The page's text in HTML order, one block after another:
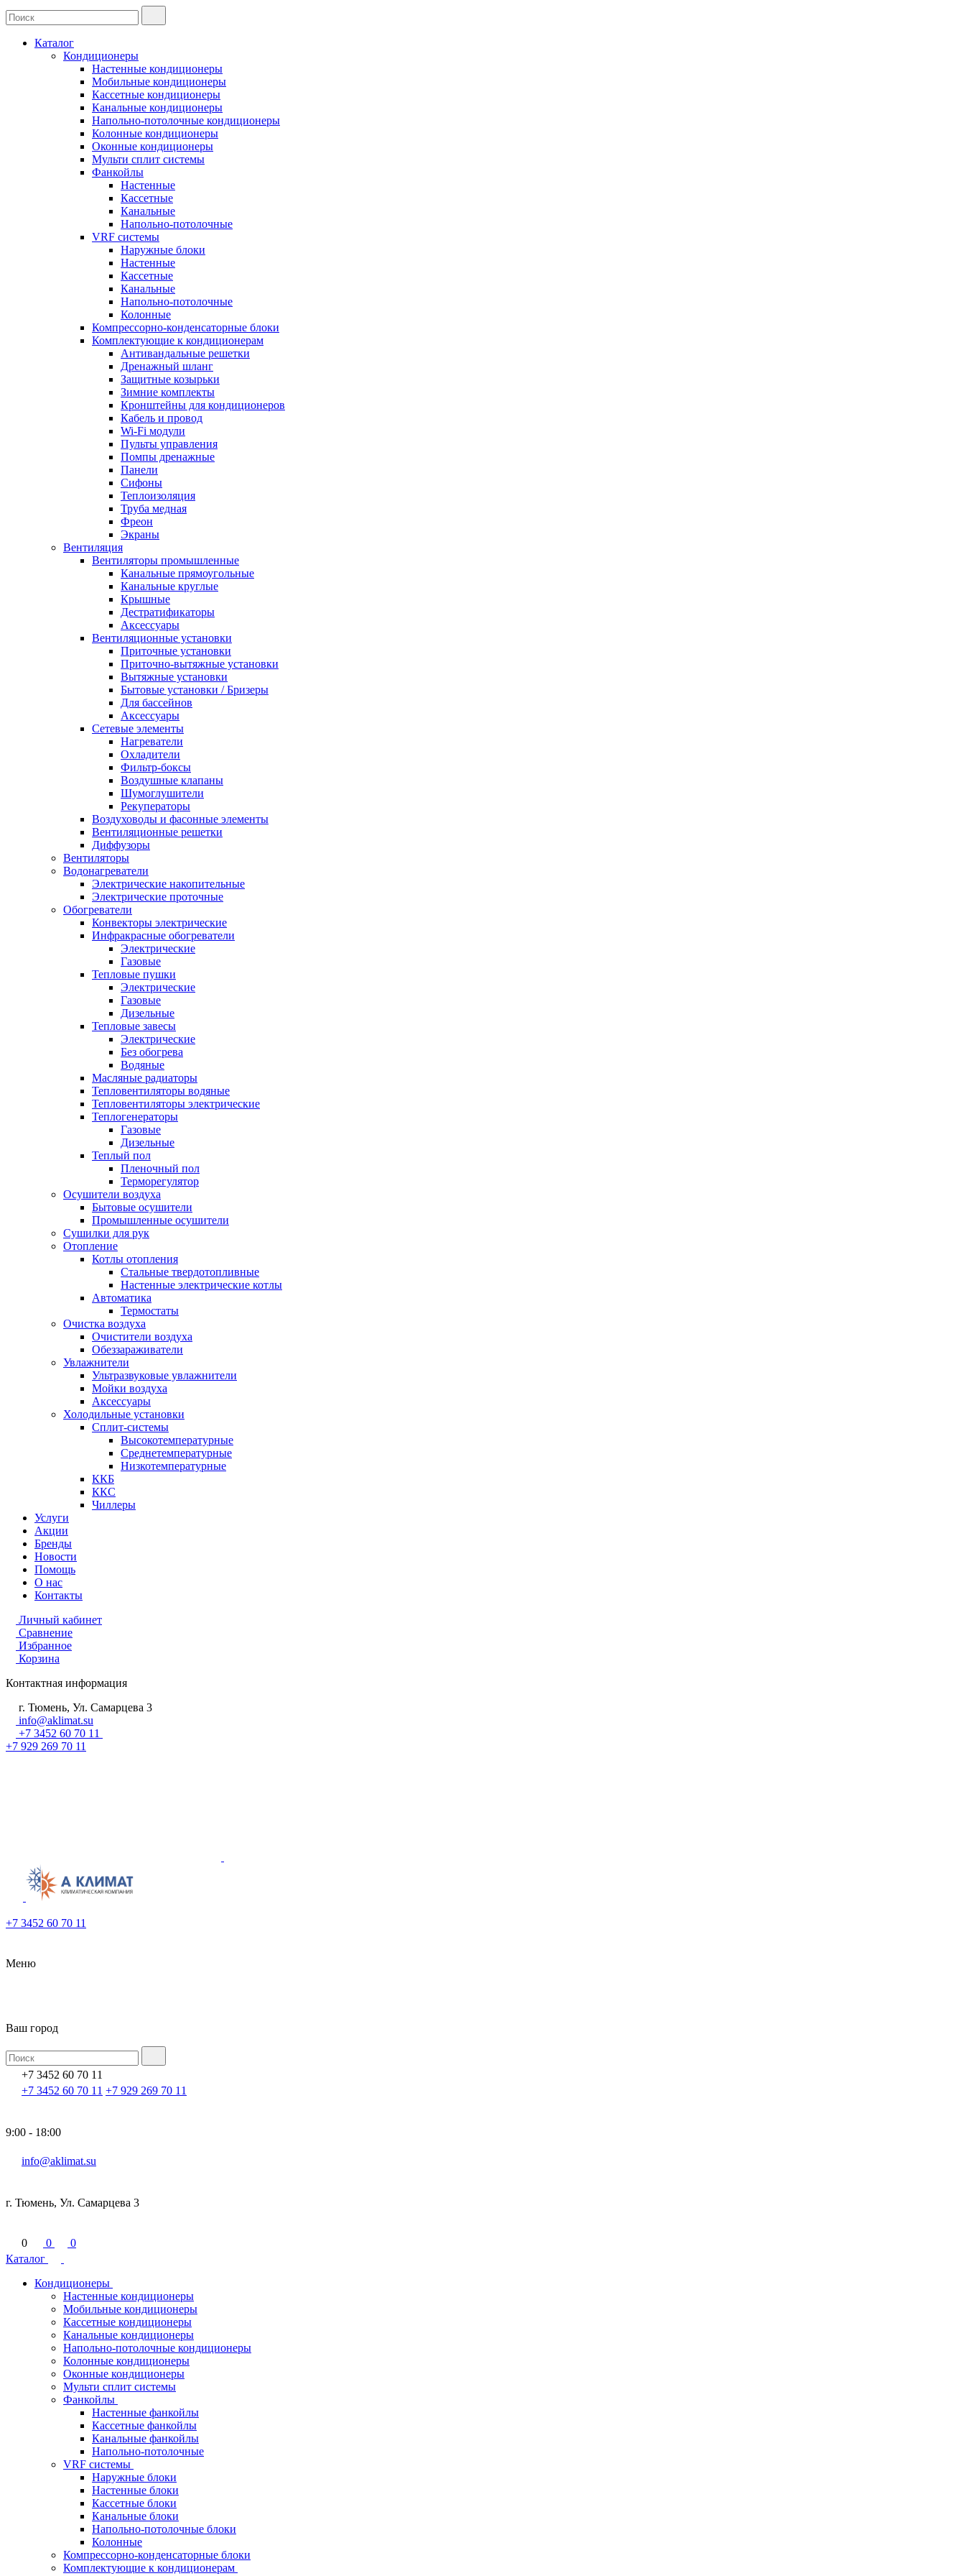
Каталог
Кондиционеры
Настенные кондиционеры
Мобильные кондиционеры
Кассетные кондиционеры
Канальные кондиционеры
Напольно-потолочные кондиционеры
Колонные кондиционеры
Оконные кондиционеры
Мульти сплит системы
Фанкойлы
Настенные
Кассетные
Канальные
Напольно-потолочные
VRF системы
Наружные блоки
Настенные
Кассетные
Канальные
Напольно-потолочные
Колонные
Компрессорно-конденсаторные блоки
Комплектующие к кондиционерам
Антивандальные решетки
Дренажный шланг
Защитные козырьки
Зимние комплекты
Кронштейны для кондиционеров
Кабель и провод
Wi-Fi модули
Пульты управления
Помпы дренажные
Панели
Сифоны
Теплоизоляция
Труба медная
Фреон
Экраны
Вентиляция
Вентиляторы промышленные
Канальные прямоугольные
Канальные круглые
Крышные
Дестратификаторы
Аксессуары
Вентиляционные установки
Приточные установки
Приточно-вытяжные установки
Вытяжные установки
Бытовые установки / Бризеры
Для бассейнов
Аксессуары
Сетевые элементы
Нагреватели
Охладители
Фильтр-боксы
Воздушные клапаны
Шумоглушители
Рекуператоры
Воздуховоды и фасонные элементы
Вентиляционные решетки
Диффузоры
Вентиляторы
Водонагреватели
Электрические накопительные
Электрические проточные
Обогреватели
Конвекторы электрические
Инфракрасные обогреватели
Электрические
Газовые
Тепловые пушки
Электрические
Газовые
Дизельные
Тепловые завесы
Электрические
Без обогрева
Водяные
Масляные радиаторы
Тепловентиляторы водяные
Тепловентиляторы электрические
Теплогенераторы
Газовые
Дизельные
Теплый пол
Пленочный пол
Терморегулятор
Осушители воздуха
Бытовые осушители
Промышленные осушители
Сушилки для рук
Отопление
Котлы отопления
Стальные твердотопливные
Настенные электрические котлы
Автоматика
Термостаты
Очистка воздуха
Очистители воздуха
Обеззараживатели
Увлажнители
Ультразвуковые увлажнители
Мойки воздуха
Аксессуары
Холодильные установки
Сплит-системы
Высокотемпературные
Среднетемпературные
Низкотемпературные
ККБ
ККС
Чиллеры
Услуги
Акции
Бренды
Новости
Помощь
О нас
Контакты
Личный кабинет
Сравнение
Избранное
Корзина
Контактная информация
г. Тюмень, Ул. Самарцева 3
info@aklimat.su
+7 3452 60 70 11
+7 929 269 70 11
+7 3452 60 70 11
Меню
Ваш город
+7 3452 60 70 11
+7 3452 60 70 11 +7 929 269 70 11
9:00 - 18:00
info@aklimat.su
г. Тюмень, Ул. Самарцева 3
0 0
0
Каталог
Кондиционеры
Настенные кондиционеры
Мобильные кондиционеры
Кассетные кондиционеры
Канальные кондиционеры
Напольно-потолочные кондиционеры
Колонные кондиционеры
Оконные кондиционеры
Мульти сплит системы
Фанкойлы
Настенные фанкойлы
Кассетные фанкойлы
Канальные фанкойлы
Напольно-потолочные
VRF системы
Наружные блоки
Настенные блоки
Кассетные блоки
Канальные блоки
Напольно-потолочные блоки
Колонные
Компрессорно-конденсаторные блоки
Комплектующие к кондиционерам